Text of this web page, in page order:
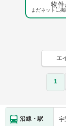
物件
まだネットに
エ
1
沿線・駅 宇